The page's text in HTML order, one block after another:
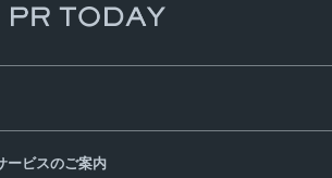
ービスのご案内